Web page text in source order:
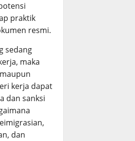
praktik
resmi.
sedang
maka
kerja dapat
dan sanksi
dan